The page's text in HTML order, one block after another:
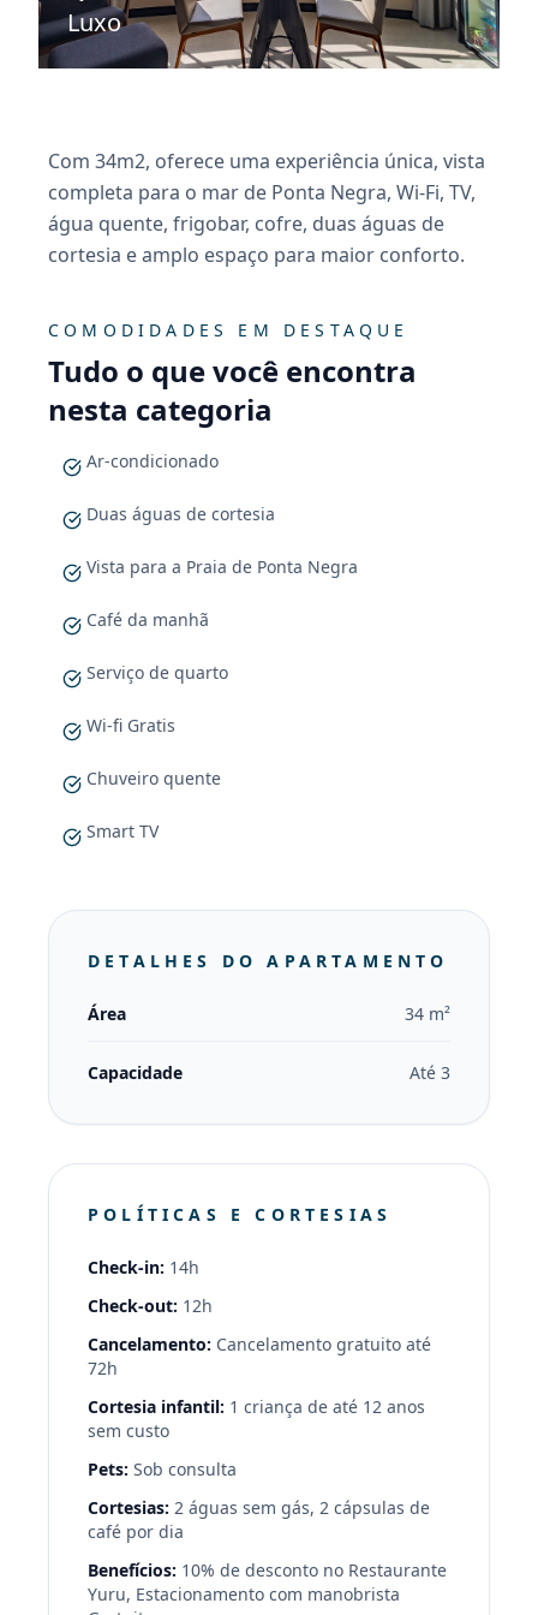
Luxo
Com 34m2, oferece uma experiência única, vista
completa para o mar de Ponta Negra, Wi-Fi, TV,
água quente, frigobar, cofre, duas águas de
cortesia e amplo espaço para maior conforto.
COMODIDADES EM DESTAQUE
Tudo o que você encontra
nesta categoria
Ar-condicionado
Duas águas de cortesia
Vista para a Praia de Ponta Negra
Café da manhã
Serviço de quarto
Wi-fi Gratis
Chuveiro quente
Smart TV
DETALHES DO APARTAMENTO
Área 34 m²
Capacidade Até 3
POLÍTICAS E CORTESIAS
Check-in: 14h
Check-out: 12h
Cancelamento: Cancelamento gratuito até
72h
Cortesia infantil: 1 criança de até 12 anos
sem custo
Pets: Sob consulta
Cortesias: 2 águas sem gás, 2 cápsulas de
café por dia
Benefícios: 10% de desconto no Restaurante
Yuru, Estacionamento com manobrista